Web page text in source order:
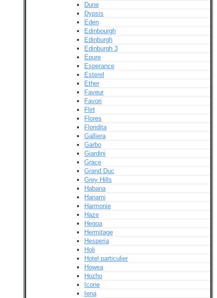
Dune
Dypsis
Eden
Edinbourgh
Edinburgh
Edinburgh 3
Epure
Esperance
Esterel
Ether
Faveur
Favori
Flirt
Flores
Floridita
Galliera
Garbo
Giardini
Grace
Grand Duc
Grey Hills
Habana
Hanami
Harmonie
Haze
Hegoa
Hermitage
Hesperia
Holi
Hotel particulier
Howea
Hozho
Icone
Iena